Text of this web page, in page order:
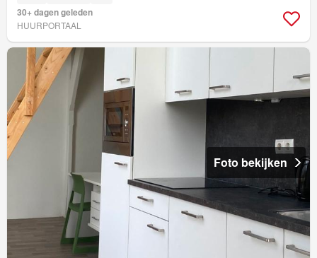
30+ dagen geleden
HUURPORTAAL
Foto bekijken